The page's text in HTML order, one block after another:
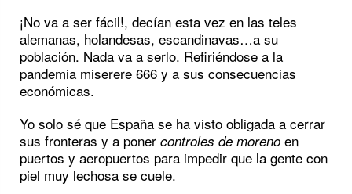
¡No va a ser fácil!, decían esta vez en las teles
alemanas, holandesas, escandinavas…a su
población. Nada va a serlo. Refiriéndose a la
pandemia miserere 666 y a sus consecuencias
económicas.
Yo solo sé que España se ha visto obligada a cerrar
sus fronteras y a poner controles de moreno en
puertos y aeropuertos para impedir que la gente con
piel muy lechosa se cuele.